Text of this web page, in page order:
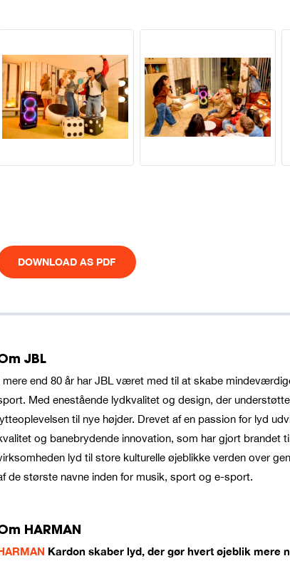
DOWNLOAD AS PDF
JBL
mere end 80 år har JBL været med til at skabe
Med enestående lydkvalitet og design, der
til nye højder. Drevet af en passion for lyd
og banebrydende innovation, som har gjort brandet
lyd til store kulturelle øjeblikke verden over
de største navne inden for musik, sport og e-sport.
HARMAN
Kardon skaber lyd, der gør hvert øjeblik mere